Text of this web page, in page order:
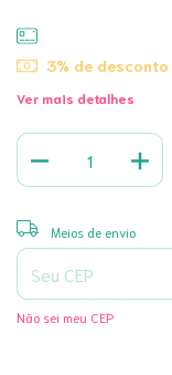
3% de desconto
Ver mais detalhes
Entregas para o CEP:
Meios de envio
Não sei meu CEP